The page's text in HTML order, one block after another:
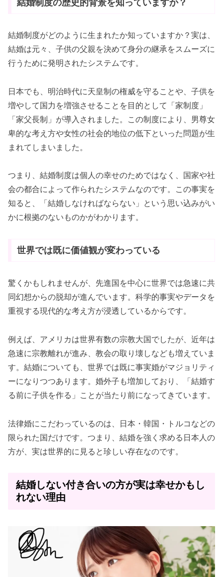
結婚制度の歴史的背景を知っていますか？
結婚制度がどのように生まれたか知っていますか？実は、
結婚は元々、子供の父親を決めて身分の継承をスムーズに
行うために発明されたシステムです。
日本でも、明治時代に天皇制の権威を守ることや、子供を
増やして国力を増強させることを目的として「家制度」
「家父長制」が導入されました。この制度により、男尊女
卑的な考え方や女性の社会的地位の低下といった問題が生
まれてしまいました。
つまり、結婚制度は個人の幸せのためではなく、国家や社
会の都合によって作られたシステムなのです。この事実を
知ると、「結婚しなければならない」という思い込みがい
かに根拠のないものかがわかります。
世界では既に価値観が変わっている
驚くかもしれませんが、先進国を中心に世界では急速に共
同幻想からの脱却が進んでいます。科学的事実やデータを
重視する現代的な考え方が浸透しているからです。
例えば、アメリカは世界有数の宗教大国でしたが、近年は
急速に宗教離れが進み、教会の取り壊しなども増えていま
す。結婚についても、世界では既に事実婚がマジョリティ
ーになりつつあります。婚外子も増加しており、「結婚す
る前に子供を作る」ことが当たり前になってきています。
法律婚にこだわっているのは、日本・韓国・トルコなどの
限られた国だけです。つまり、結婚を強く求める日本人の
方が、実は世界的に見ると珍しい存在なのです。
結婚しない付き合いの方が実は幸せかもし
れない理由